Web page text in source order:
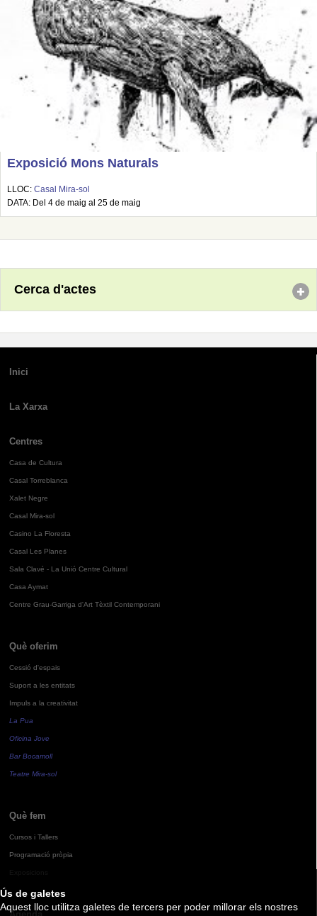
Ús de galetes
Aquest lloc utilitza galetes de tercers per poder millorar els nostres
Exposició Mons Naturals
LLOC: Casal Mira-sol
DATA: Del 4 de maig al 25 de maig
Cerca d'actes
Inici
La Xarxa
Centres
Casa de Cultura
Casal Torreblanca
Xalet Negre
Casal Mira-sol
Casino La Floresta
Casal Les Planes
Sala Clavé - La Unió Centre Cultural
Casa Aymat
Centre Grau-Garriga d'Art Tèxtil Contemporani
Què oferim
Cessió d'espais
Suport a les entitats
Impuls a la creativitat
La Pua
Oficina Jove
Bar Bocamoll
Teatre Mira-sol
Què fem
Cursos i Tallers
Programació pròpia